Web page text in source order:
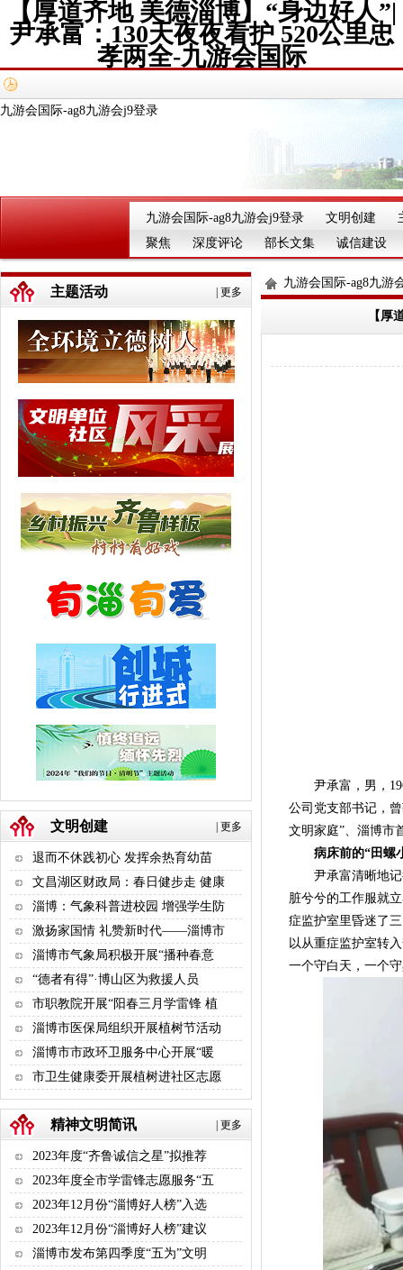
【厚道齐地 美德淄博】“身边好人”|
尹承富：130天夜夜看护 520公里忠
孝两全-九游会国际
九游会国际-ag8九游会j9登录
九游会国际-ag8九游会j9登录 文明创建
聚焦
深度评论 部长文集 诚信建设
更多
主题活动
更多
文明创建
退而不休践初心 发挥余热育幼苗
文昌湖区财政局：春日健步走 健康
淄博：气象科普进校园 增强学生防
激扬家国情 礼赞新时代——淄博市
淄博市气象局积极开展“播种春意
“德者有得”·博山区为救援人员
市职教院开展“阳春三月学雷锋 植
淄博市医保局组织开展植树节活动
淄博市市政环卫服务中心开展“暖
市卫生健康委开展植树进社区志愿
更多
精神文明简讯
2023年度“齐鲁诚信之星”拟推荐
2023年度全市学雷锋志愿服务“五
2023年12月份“淄博好人榜”入选
2023年12月份“淄博好人榜”建议
淄博市发布第四季度“五为”文明
九游会国际-ag8九游
【厚
尹承富，男，
公司党支部书记，
文明家庭”、淄博市
病床前的“田螺
尹承富清晰地记得
脏兮兮的工作服就
症监护室里昏迷了
以从重症监护室转
一个守白天，一个